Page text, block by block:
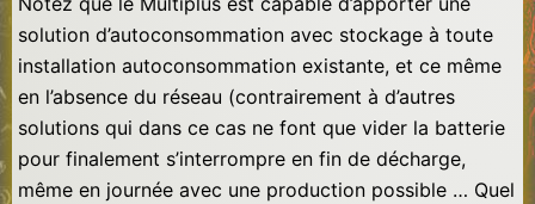
solution d’autoconsommation avec stockage à toute
installation autoconsommation existante, et ce même
en l’absence du réseau (contrairement à d’autres
solutions qui dans ce cas ne font que vider la batterie
pour finalement s’interrompre en fin de décharge,
même en journée avec une production possible … Quel